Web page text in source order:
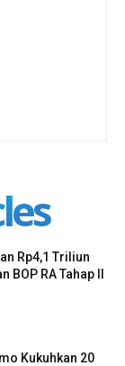
Rp4,1 Triliun
BOP RA Tahap II
Kukuhkan 20